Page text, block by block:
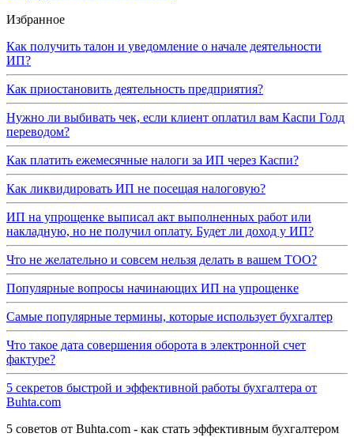
Избранное
Как получить талон и уведомление о начале деятельности
ИП?
Как приостановить деятельность предприятия?
Нужно ли выбивать чек, если клиент оплатил вам Каспи Голд
переводом?
Как платить ежемесячные налоги за ИП через Каспи?
Как ликвидировать ИП не посещая налоговую?
ИП на упрощенке выписал акт выполненных работ или
накладную, но не получил оплату. Будет ли доход у ИП?
Что не желательно и совсем нельзя делать в вашем ТОО?
Популярные вопросы начинающих ИП на упрощенке
Самые популярные термины, которые использует бухгалтер
Что такое дата совершения оборота в электронной счет
фактуре?
5 секретов быстрой и эффективной работы бухгалтера от
Buhta.com
5 советов от Buhta.com - как стать эффективным бухгалтером